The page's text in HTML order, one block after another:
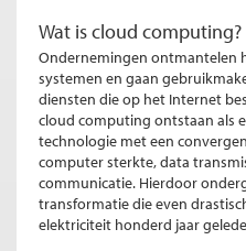
Wat is cloud computing?
Ondernemingen ontmantelen
systemen en gaan
diensten die op het Internet
cloud computing ontstaan als
technologie met een
computer sterkte, data
communicatie. Hierdoor
transformatie die even
elektriciteit honderd jaar